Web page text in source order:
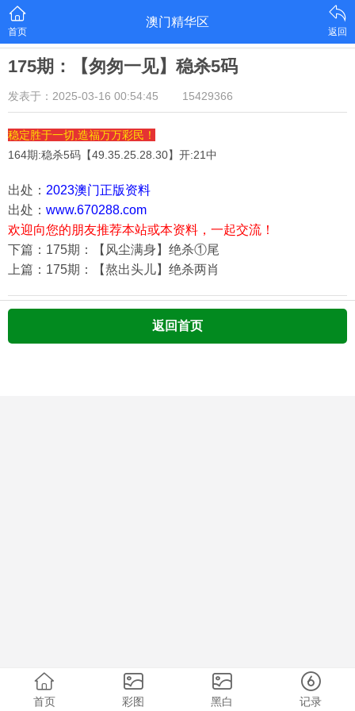
首页
澳门精华区
返回
175期：【匆匆一见】稳杀5码
发表于：2025-03-16 00:54:45 15429366
稳定胜于一切,造福万万彩民！
164期:稳杀5码【49.35.25.28.30】开:21中
出处： 2023澳门正版资料
出处： www.670288.com
欢迎向您的朋友推荐本站或本资料，一起交流！
下篇：175期：【风尘满身】绝杀①尾
上篇：175期：【熬出头儿】绝杀两肖
返回首页
首页 彩图 黑白 记录